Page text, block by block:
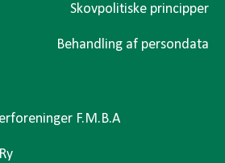
Skovpolitiske principper
Behandling af persondata
F.M.B.A